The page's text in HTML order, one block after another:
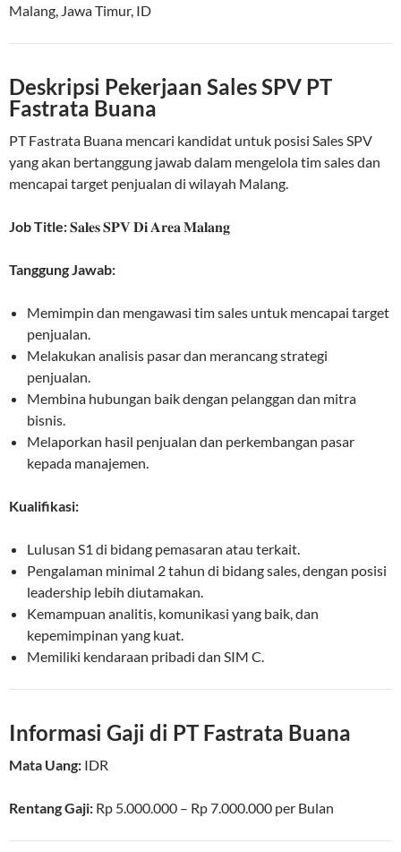
Malang, Jawa Timur, ID
Deskripsi Pekerjaan Sales SPV PT
Fastrata Buana
PT Fastrata Buana mencari kandidat untuk posisi Sales SPV
yang akan bertanggung jawab dalam mengelola tim sales dan
mencapai target penjualan di wilayah Malang.
Job Title:𝐒𝐚𝐥𝐞𝐬 𝐒𝐏𝐕 𝐃𝐢 𝐀𝐫𝐞𝐚 𝐌𝐚𝐥𝐚𝐧𝐠
Tanggung Jawab:
Memimpin dan mengawasi tim sales untuk mencapai target
penjualan.
Melakukan analisis pasar dan merancang strategi
penjualan.
Membina hubungan baik dengan pelanggan dan mitra
bisnis.
Melaporkan hasil penjualan dan perkembangan pasar
kepada manajemen.
Kualifikasi:
Lulusan S1 di bidang pemasaran atau terkait.
Pengalaman minimal 2 tahun di bidang sales, dengan posisi
leadership lebih diutamakan.
Kemampuan analitis, komunikasi yang baik, dan
kepemimpinan yang kuat.
Memiliki kendaraan pribadi dan SIM C.
Informasi Gaji di PT Fastrata Buana
Mata Uang: IDR
Rentang Gaji: Rp 5.000.000 – Rp7.000.000 per Bulan